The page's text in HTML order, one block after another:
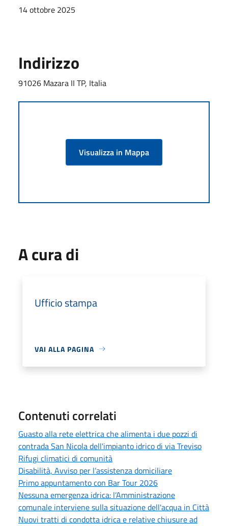
14 ottobre 2025
Indirizzo
91026 Mazara II TP, Italia
Visualizza in Mappa
A cura di
Ufficio stampa
VAI ALLA PAGINA
Contenuti correlati
Guasto alla rete elettrica che alimenta i due pozzi di
contrada San Nicola dell'impianto idrico di via Treviso
Rifugi climatici di comunità
Disabilità, Avviso per l’assistenza domiciliare
Primo appuntamento con Bar Tour 2026
Nessuna emergenza idrica: l’Amministrazione
comunale interviene sulla situazione dell'acqua in Città
Nuovi tratti di condotta idrica e relative chiusure ad